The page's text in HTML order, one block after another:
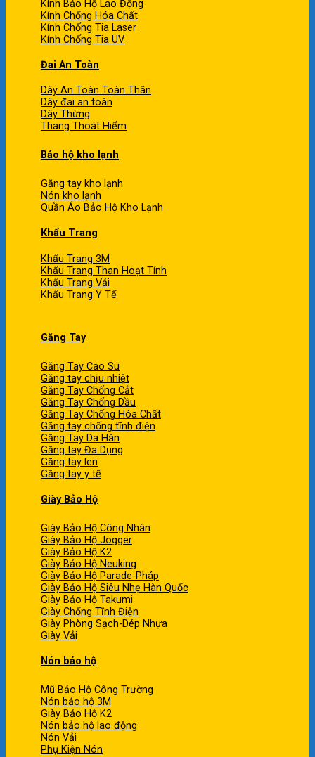
Kính Bảo Hộ Lao Động
Kính Chống Hóa Chất
Kính Chống Tia Laser
Kính Chống Tia UV
Đai An Toàn
Dây An Toàn Toàn Thân
Dây đai an toàn
Dây Thừng
Thang Thoát Hiểm
Bảo hộ kho lạnh
Găng tay kho lạnh
Nón kho lạnh
Quần Áo Bảo Hộ Kho Lạnh
Khẩu Trang
Khẩu Trang 3M
Khẩu Trang Than Hoạt Tính
Khẩu Trang Vải
Khẩu Trang Y Tế
Găng Tay
Găng Tay Cao Su
Găng tay chịu nhiệt
Găng Tay Chống Cắt
Găng Tay Chống Dầu
Găng Tay Chống Hóa Chất
Găng tay chống tĩnh điện
Găng Tay Da Hàn
Găng tay Đa Dụng
Găng tay len
Găng tay y tế
Giày Bảo Hộ
Giày Bảo Hộ Công Nhân
Giày Bảo Hộ Jogger
Giày Bảo Hộ K2
Giày Bảo Hộ Neuking
Giày Bảo Hộ Parade-Pháp
Giày Bảo Hộ Siêu Nhẹ Hàn Quốc
Giày Bảo Hộ Takumi
Giày Chống Tĩnh Điện
Giày Phòng Sạch-Dép Nhựa
Giày Vải
Nón bảo hộ
Mũ Bảo Hộ Công Trường
Nón bảo hộ 3M
Giày Bảo Hộ K2
Nón bảo hộ lao động
Nón Vải
Phụ Kiện Nón